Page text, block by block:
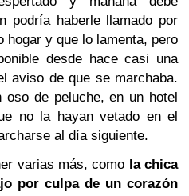
podría haberle llamado por
hogar y que lo lamenta, pero
desde hace casi una
aviso de que se marchaba.
oso de peluche, en un hotel
no la hayan vetado en el
al día siguiente.
varias más, como la chica
por culpa de un corazón